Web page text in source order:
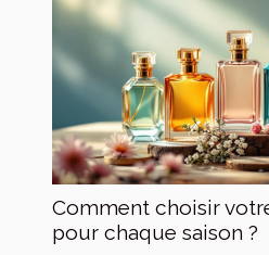
Comment choisir
pour chaque saison ?